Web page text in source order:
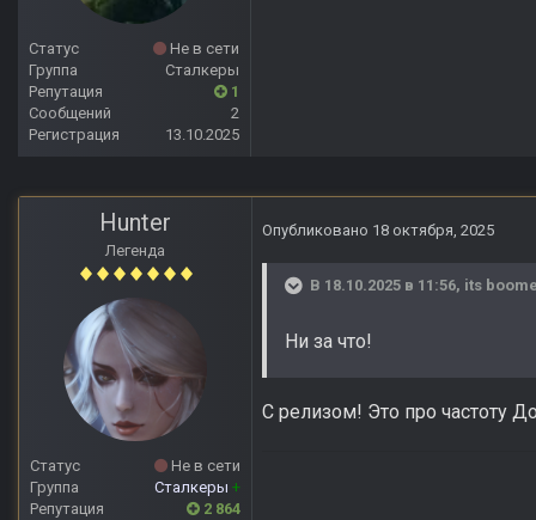
Статус
Не в сети
Группа
Сталкеры
Репутация
1
Сообщений
2
Регистрация
13.10.2025
Hunter
Легенда
Статус
Не в сети
Группа
Сталкеры +
Репутация
2 864
Опубликовано 18 октября, 2025
В 18.10.2025 в 11:56, its
Ни за что!
С релизом! Это про частоту